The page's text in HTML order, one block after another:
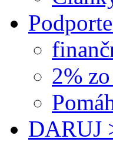
2%
DARUJ